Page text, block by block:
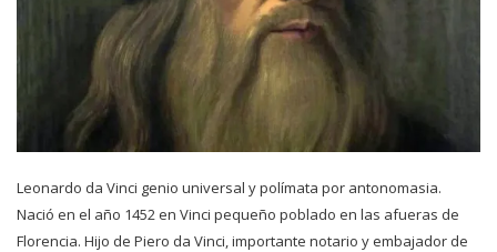
Leonardo da Vinci genio universal y polímata por antonomasia.
Nació en el año 1452 en Vinci pequeño poblado en las afueras de
Florencia. Hijo de Piero da Vinci, importante notario y embajador de